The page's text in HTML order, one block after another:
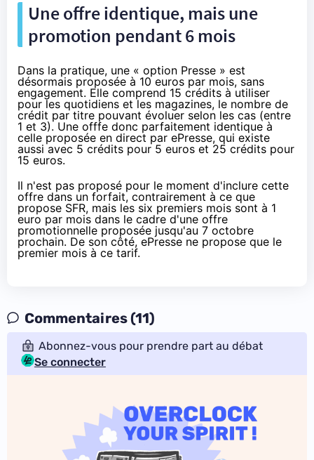
Une offre identique, mais une
promotion pendant 6 mois
Dans la pratique, une « option Presse » est
désormais proposée à 10 euros par mois, sans
engagement. Elle comprend 15 crédits à utiliser
pour les quotidiens et les magazines, le nombre de
crédit par titre pouvant évoluer selon les cas (entre
1 et 3). Une offfe donc parfaitement identique à
celle proposée en direct par ePresse, qui existe
aussi avec 5 crédits pour 5 euros et 25 crédits pour
15 euros.
Il n'est pas proposé pour le moment d'inclure cette
offre dans un forfait, contrairement à ce que
propose SFR, mais les six premiers mois sont à 1
euro par mois dans le cadre d'une offre
promotionnelle proposée jusqu'au 7 octobre
prochain. De son côté, ePresse ne propose que le
premier mois à ce tarif.
Commentaires (11)
Abonnez-vous pour prendre part au débat
Se connecter